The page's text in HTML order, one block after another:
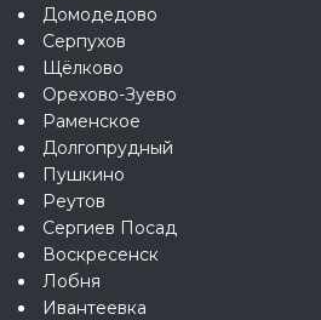
Домодедово
Серпухов
Щёлково
Орехово-Зуево
Раменское
Долгопрудный
Пушкино
Реутов
Сергиев Посад
Воскресенск
Лобня
Ивантеевка